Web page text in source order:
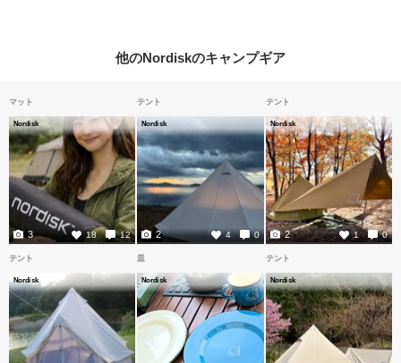
他のNordiskのキャンプギア
マット
Nordisk
18 12
3
テント
Nordisk
4 0
2
テント
Nordisk
1 0
2
テント
Nordisk
皿
Nordisk
テント
Nordisk